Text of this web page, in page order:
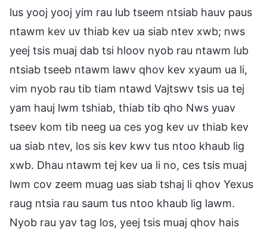
lus yooj yooj yim rau lub tseem ntsiab hauv paus
ntawm kev uv thiab kev ua siab ntev xwb; nws
yeej tsis muaj dab tsi hloov nyob rau ntawm lub
ntsiab tseeb ntawm lawv qhov kev xyaum ua li,
vim nyob rau tib tiam ntawd Vajtswv tsis ua tej
yam hauj lwm tshiab, thiab tib qho Nws yuav
tseev kom tib neeg ua ces yog kev uv thiab kev
ua siab ntev, los sis kev kwv tus ntoo khaub lig
xwb. Dhau ntawm tej kev ua li no, ces tsis muaj
lwm cov zeem muag uas siab tshaj li qhov Yexus
raug ntsia rau saum tus ntoo khaub lig lawm.
Nyob rau yav tag los, yeej tsis muaj qhov hais